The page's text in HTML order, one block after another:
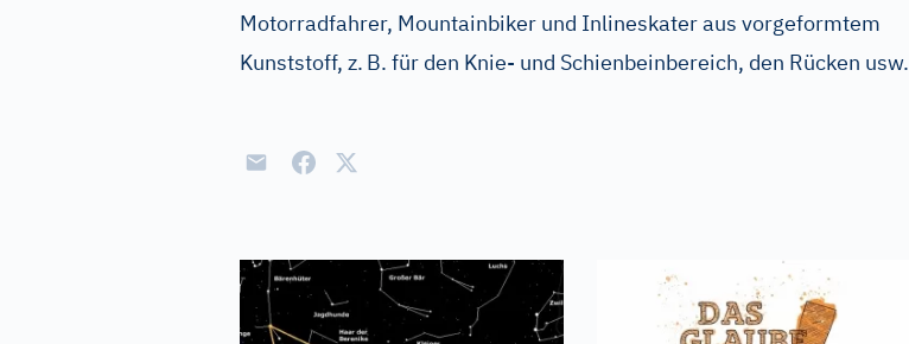
Motorradfahrer, Mountainbiker und Inlineskater aus vorgeformtem
Kunststoff, z. B. für den Knie- und Schienbeinbereich, den Rücken usw.